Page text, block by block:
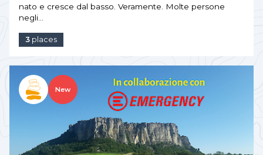
nato e cresce dal basso. Veramente. Molte persone
negli…
3 places
New